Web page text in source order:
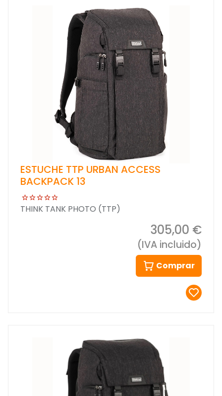
ESTUCHE TTP URBAN ACCESS
BACKPACK 13
THINK TANK PHOTO (TTP)
305,00 €
(IVA incluido)
Comprar